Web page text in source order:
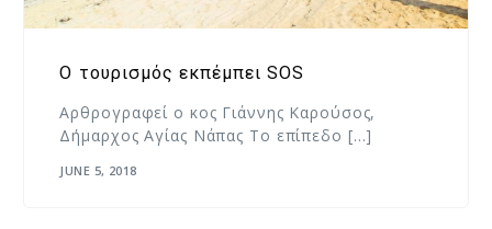
Ο τουρισμός εκπέμπει SOS
Αρθρογραφεί ο κος Γιάννης Καρούσος,
Δήμαρχος Αγίας Νάπας Το επίπεδο […]
JUNE 5, 2018